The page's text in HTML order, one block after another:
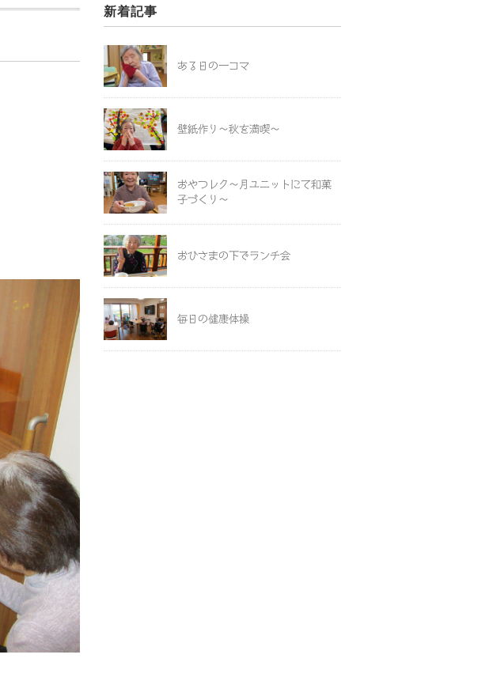
新着記事
ある日の一コマ
壁紙作り～秋を満喫～
おやつレク～月ユニットにて和菓
子づくり～
おひさまの下でランチ会
毎日の健康体操